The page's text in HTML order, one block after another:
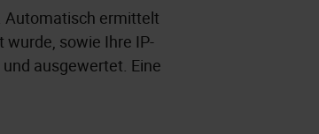
Automatisch ermittelt
sowie Ihre IP-
ausgewertet. Eine